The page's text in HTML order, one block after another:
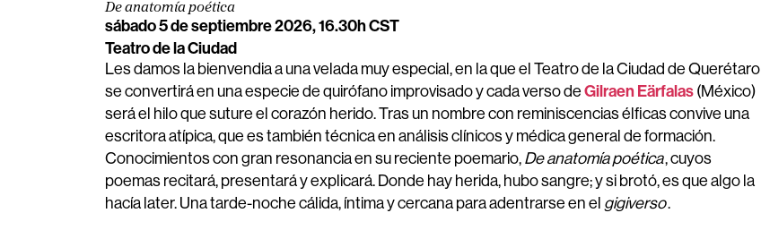
De anatomía poética
sábado 5 de septiembre 2026, 16.30h CST
Teatro de la Ciudad
Les damos la bienvendia a una velada muy especial, en la que el Teatro de la Ciudad de Querétaro
se convertirá en una especie de quirófano improvisado y cada verso de Gilraen Eärfalas (México)
será el hilo que suture el corazón herido. Tras un nombre con reminiscencias élficas convive una
escritora atípica, que es también técnica en análisis clínicos y médica general de formación.
Conocimientos con gran resonancia en su reciente poemario, De anatomía poética, cuyos
poemas recitará, presentará y explicará. Donde hay herida, hubo sangre; y si brotó, es que algo la
hacía later. Una tarde-noche cálida, íntima y cercana para adentrarse en el gigiverso.